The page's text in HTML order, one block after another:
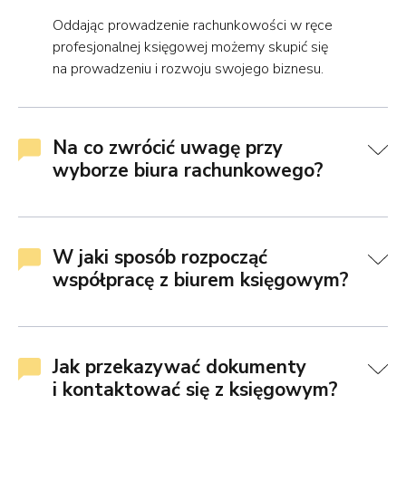
Oddając prowadzenie rachunkowości w ręce
profesjonalnej księgowej możemy skupić się
na prowadzeniu i rozwoju swojego biznesu.
Na co zwrócić uwagę przy
wyborze biura rachunkowego?
W jaki sposób rozpocząć
współpracę z biurem księgowym?
Jak przekazywać dokumenty
i kontaktować się z księgowym?